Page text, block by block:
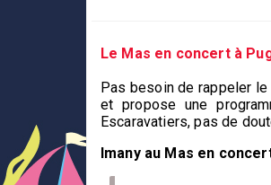
Le Mas en concert à
Pas besoin de rappeler
et propose une
Escaravatiers, pas de
Imany au Mas en